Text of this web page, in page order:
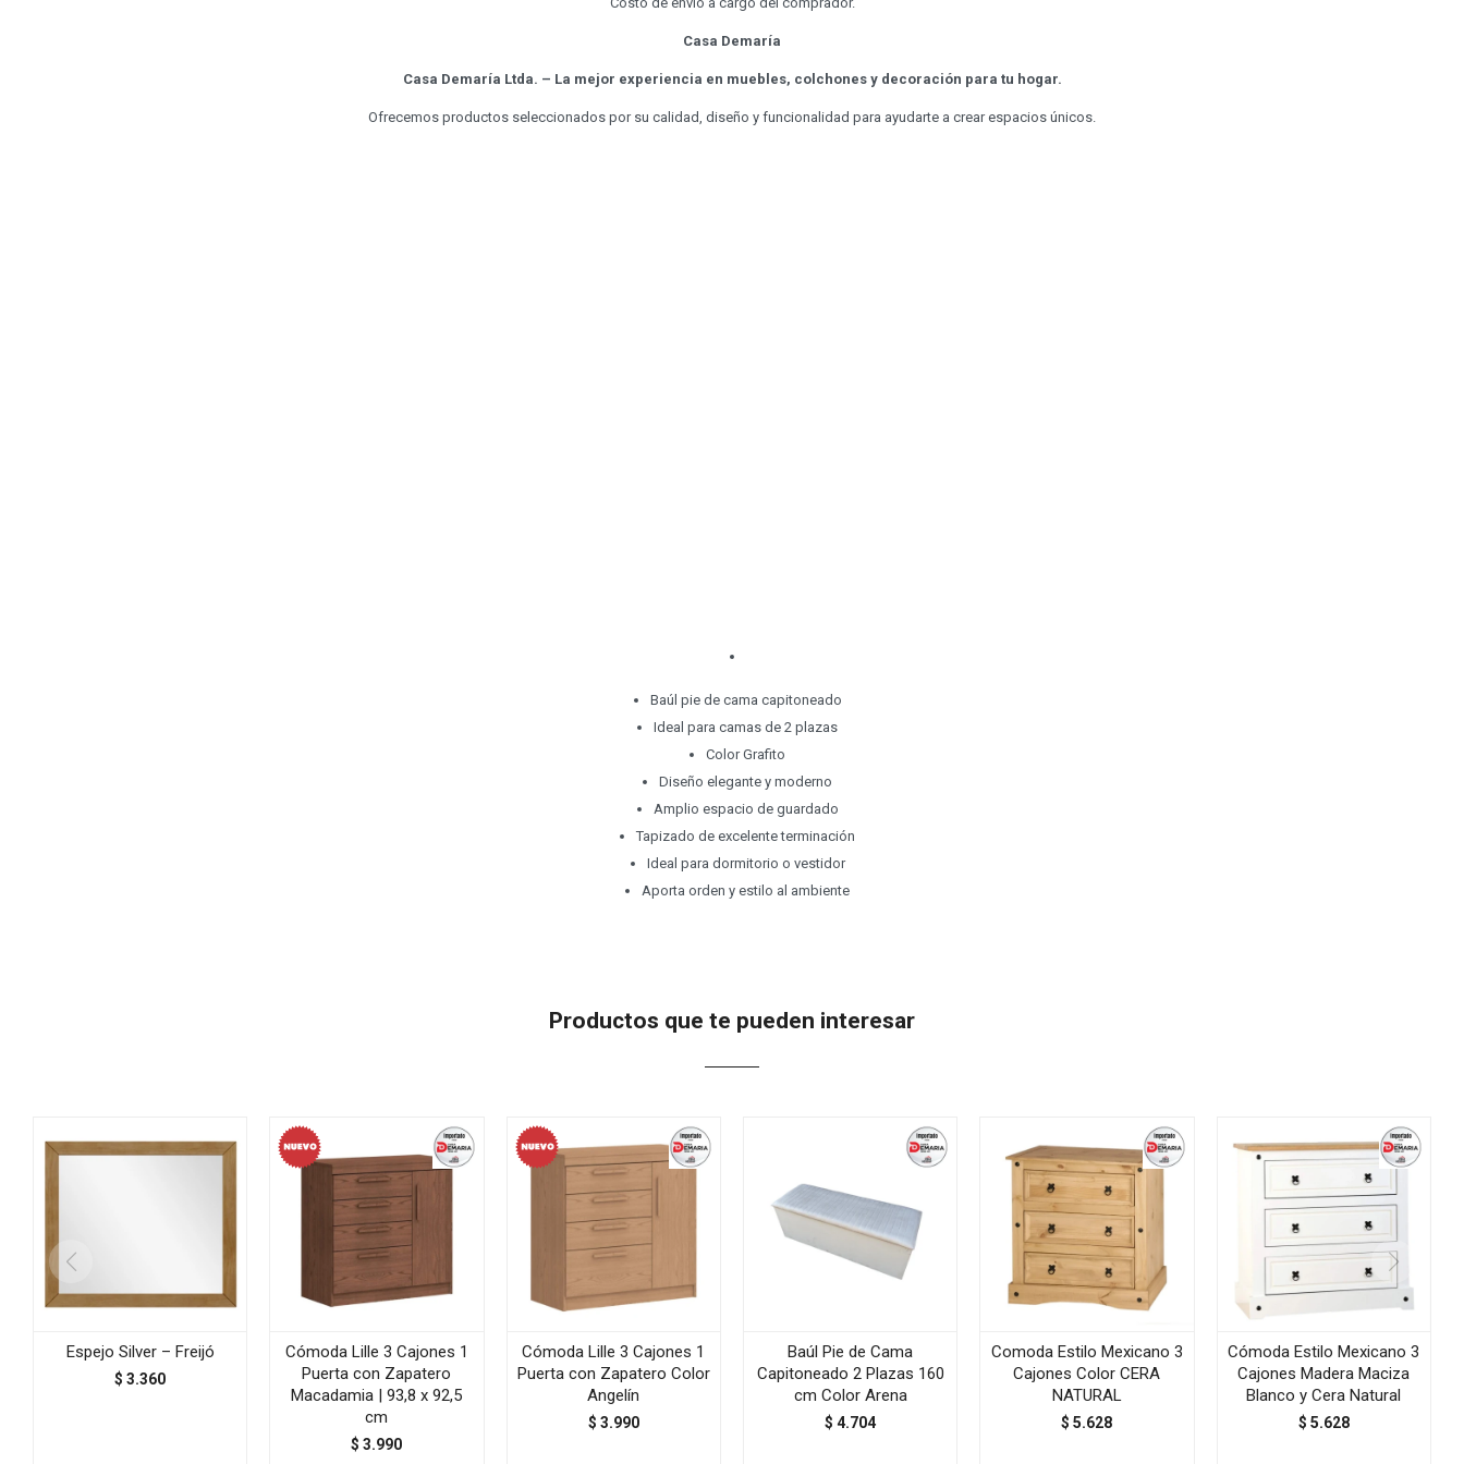
Casa Demaría
Casa Demaría Ltda. – La mejor experiencia en muebles, colchones y decoración para tu hogar.
Ofrecemos productos seleccionados por su calidad, diseño y funcionalidad para ayudarte a crear espacios únicos.
Baúl pie de cama capitoneado
Ideal para camas de 2 plazas
Color Grafito
Diseño elegante y moderno
Amplio espacio de guardado
Tapizado de excelente terminación
Ideal para dormitorio o vestidor
Aporta orden y estilo al ambiente
Productos que te pueden interesar
Espejo Silver – Freijó
$ 3.360
Cómoda Lille 3 Cajones 1
Puerta con Zapatero
Macadamia | 93,8 x 92,5
cm
$ 3.990
Cómoda Lille 3 Cajones 1
Puerta con Zapatero Color
Angelín
$ 3.990
Baúl Pie de Cama
Capitoneado 2 Plazas 160
cm Color Arena
$ 4.704
Comoda Estilo Mexicano 3
Cajones Color CERA
NATURAL
$ 5.628
Cómoda Estilo Mexicano 3
Cajones Madera Maciza
Blanco y Cera Natural
$ 5.628